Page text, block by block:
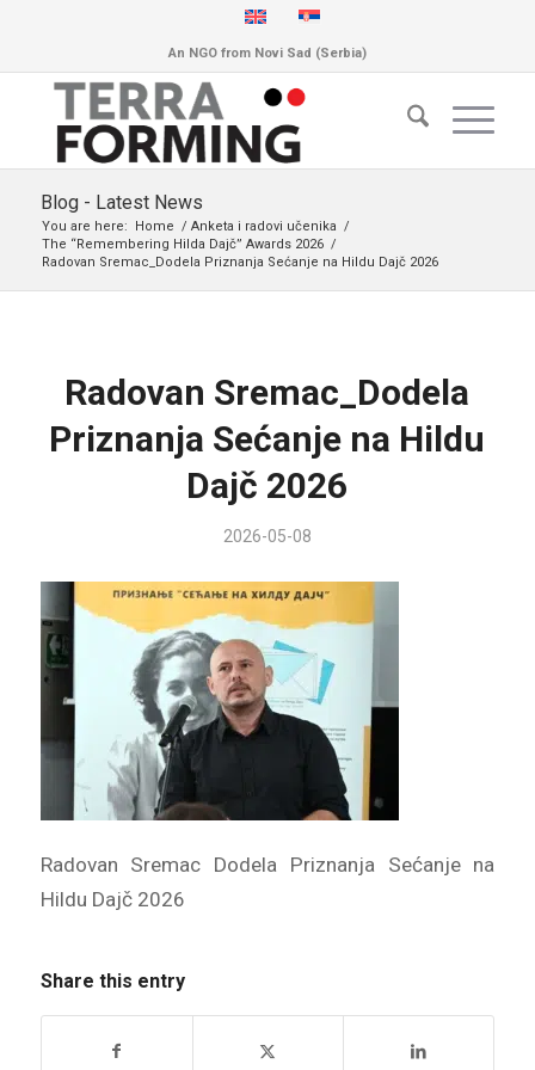
An NGO from Novi Sad (Serbia)
Blog - Latest News
You are here: Home / Anketa i radovi učenika /
The “Remembering Hilda Dajč” Awards 2026 /
Radovan Sremac_Dodela Priznanja Sećanje na Hildu Dajč 2026
Radovan Sremac_Dodela
Priznanja Sećanje na Hildu
Dajč 2026
2026-05-08
Radovan Sremac Dodela Priznanja Sećanje na
Hildu Dajč 2026
Share this entry